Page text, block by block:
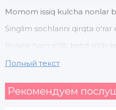
Momom issiq kulcha nonlar
Singlim sochlarini qirqta o'rar
Bolalik ham o'tib ketdi o'tib
Ro'zg'orim bor
Полный текст
Рекомендуем